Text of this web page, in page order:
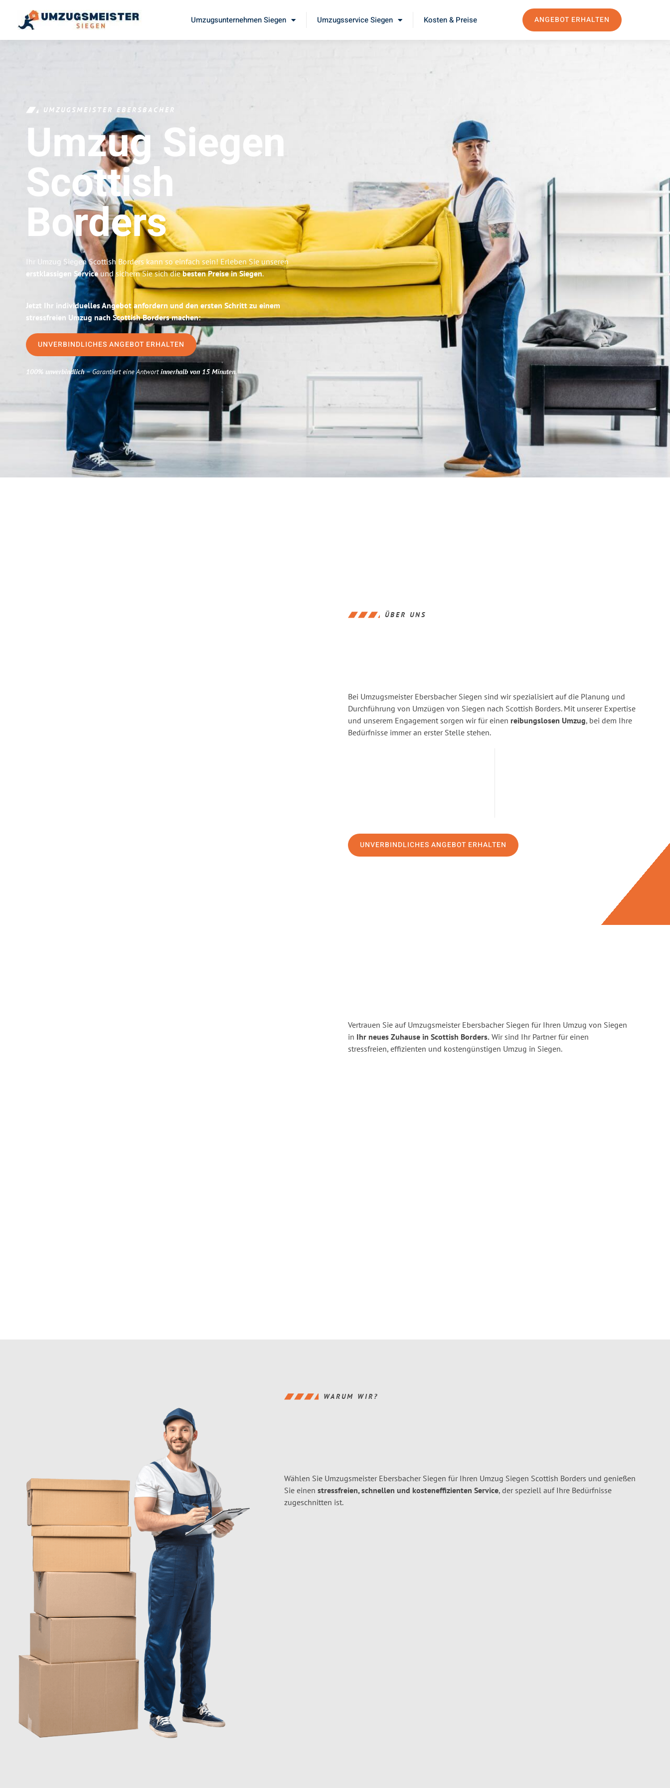
Umzugsunternehmen Siegen Umzugsservice Siegen Kosten & Preise ANGEBOT ERHALTEN
UMZUGSMEISTER EBERSBACHER
Umzug Siegen
Scottish
Borders
Ihr Umzug Siegen Scottish Borders kann so einfach sein! Erleben Sie unseren
erstklassigen Serviceund sichern Sie sich diebesten Preise in Siegen.
Jetzt Ihr individuelles Angebot anfordern und den ersten Schritt zu einem
stressfreien Umzug nach Scottish Borders machen:
UNVERBINDLICHES ANGEBOT ERHALTEN
100% unverbindlich– Garantiert eine Antwortinnerhalb von 15 Minuten.
ÜBER UNS
Bei Umzugsmeister Ebersbacher Siegen sind wir spezialisiert auf die Planung und
Durchführung von Umzügen von Siegen nach Scottish Borders. Mit unserer Expertise
und unserem Engagement sorgen wir für einen reibungslosen Umzug, bei dem Ihre
Bedürfnisse immer an erster Stelle stehen.
UNVERBINDLICHES ANGEBOT ERHALTEN
Vertrauen Sie auf Umzugsmeister Ebersbacher Siegen für Ihren Umzug von Siegen
in Ihr neues Zuhause in Scottish Borders. Wir sind Ihr Partner für einen
stressfreien, effizienten und kostengünstigen Umzug in Siegen.
WARUM WIR?
Wählen Sie Umzugsmeister Ebersbacher Siegen für Ihren Umzug Siegen Scottish Borders und genießen
Sie einen stressfreien, schnellen und kosteneffizienten Service, der speziell auf Ihre Bedürfnisse
zugeschnitten ist.